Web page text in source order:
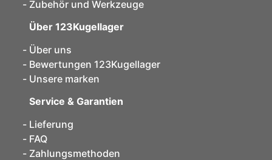
Zubehör und Werkzeuge
Über 123Kugellager
Über uns
Bewertungen 123Kugellager
Unsere marken
Service & Garantien
Lieferung
FAQ
Zahlungsmethoden